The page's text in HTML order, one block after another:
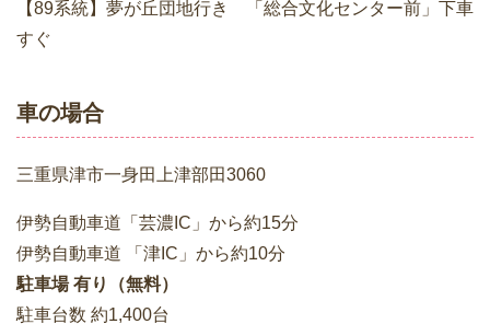
【89系統】夢が丘団地行き 「総合文化センター前」下車
すぐ
車の場合
三重県津市一身田上津部田3060
伊勢自動車道「芸濃IC」から約15分
伊勢自動車道 「津IC」から約10分
駐車場 有り（無料）
駐車台数 約1,400台